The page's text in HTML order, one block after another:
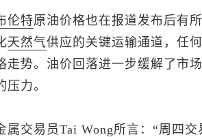
伦特原油价格也在报道发布后有
天然气供应的关键运输通道，任
走势。油价回落进一步缓解了市
力。
属交易员Tai Wong所言：“周四